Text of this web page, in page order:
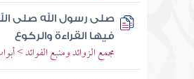
صلى رسول الله صلى
فيها القراءة والركوع
مجمع الزوائد ومنبع الفوائد >